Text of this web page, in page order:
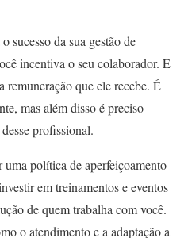
sucesso da sua gestão de
incentiva o seu colaborador. E
remuneração que ele recebe. É
mas além disso é preciso
profissional.
uma política de aperfeiçoamento
em treinamentos e eventos
de quem trabalha com você.
o atendimento e a adaptação a